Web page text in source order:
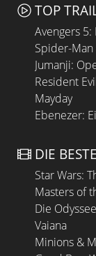
TOP
Avengers
Spider-Man
Jumanji:
Resident
Mayday
Ebenezer:
DIE
Star Wars:
Masters of
Die Odyssee
Vaiana
Minions &